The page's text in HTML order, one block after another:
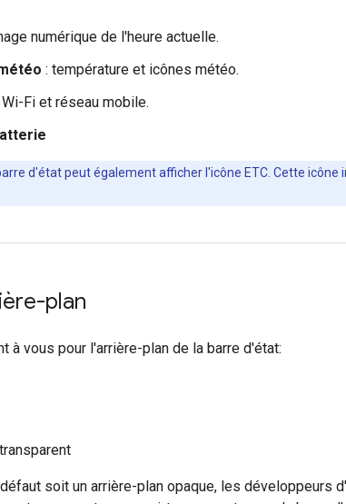
numérique de l'heure actuelle.
: température et icônes météo.
Wi-Fi et réseau mobile.
d'état peut également afficher l'icône ETC. Cette
plan
à vous pour l'arrière-plan de la barre d'état:
soit un arrière-plan opaque, les développeurs